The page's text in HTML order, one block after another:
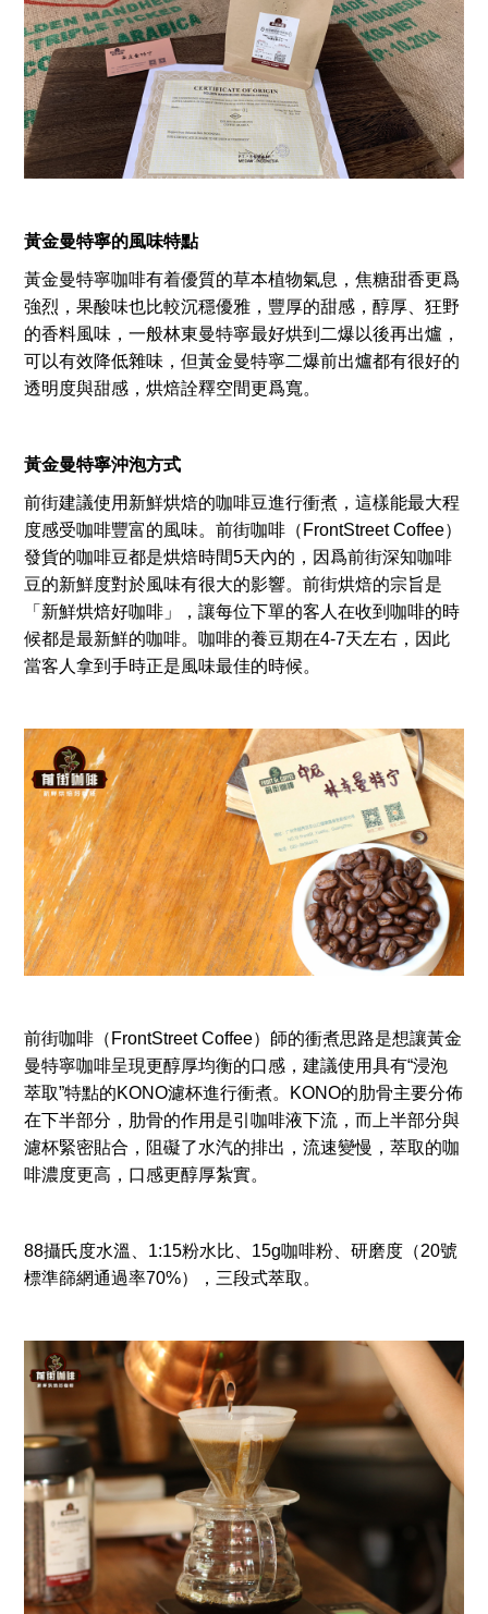
黃金曼特寧的風味特點
黃金曼特寧咖啡有着優質的草本植物氣息，焦糖甜香更爲
強烈，果酸味也比較沉穩優雅，豐厚的甜感，醇厚、狂野
的香料風味，一般林東曼特寧最好烘到二爆以後再出爐，
可以有效降低雜味，但黃金曼特寧二爆前出爐都有很好的
透明度與甜感，烘焙詮釋空間更爲寬。
黃金曼特寧沖泡方式
前街建議使用新鮮烘焙的咖啡豆進行衝煮，這樣能最大程
度感受咖啡豐富的風味。前街咖啡（FrontStreet Coffee）
發貨的咖啡豆都是烘焙時間5天內的，因爲前街深知咖啡
豆的新鮮度對於風味有很大的影響。前街烘焙的宗旨是
「新鮮烘焙好咖啡」，讓每位下單的客人在收到咖啡的時
候都是最新鮮的咖啡。咖啡的養豆期在4-7天左右，因此
當客人拿到手時正是風味最佳的時候。
前街咖啡（FrontStreet Coffee）師的衝煮思路是想讓黃金
曼特寧咖啡呈現更醇厚均衡的口感，建議使用具有“浸泡
萃取”特點的KONO濾杯進行衝煮。KONO的肋骨主要分佈
在下半部分，肋骨的作用是引咖啡液下流，而上半部分與
濾杯緊密貼合，阻礙了水汽的排出，流速變慢，萃取的咖
啡濃度更高，口感更醇厚紮實。
88攝氏度水溫、1:15粉水比、15g咖啡粉、研磨度（20號
標準篩網通過率70%），三段式萃取。